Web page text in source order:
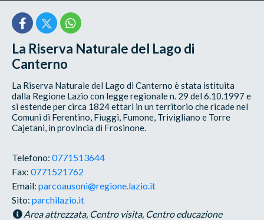
La Riserva Naturale del Lago di
Canterno
La Riserva Naturale del Lago di Canterno è stata istituita
dalla Regione Lazio con legge regionale n. 29 del 6.10.1997 e
si estende per circa 1824 ettari in un territorio che ricade nel
Comuni di Ferentino, Fiuggi, Fumone, Trivigliano e Torre
Cajetani, in provincia di Frosinone.
Telefono:0771513644
Fax:0771521762
Email:parcoausoni@regione.lazio.it
Sito:parchilazio.it
Area attrezzata, Centro visita, Centro educazione